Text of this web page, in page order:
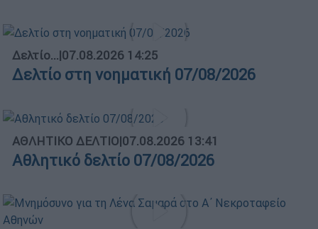
Δελτίο...|07.08.2026 14:25
Δελτίο στη νοηματική 07/08/2026
ΑΘΛΗΤΙΚΟ ΔΕΛΤΙΟ|07.08.2026 13:41
Αθλητικό δελτίο 07/08/2026